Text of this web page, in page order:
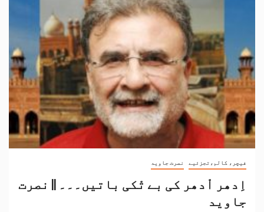
فیچر، کالم،تجزئیے نصرت جاوید
اِدھر اْدھر کی بے تْکی باتیں۔۔۔ || نصرت
جاوید